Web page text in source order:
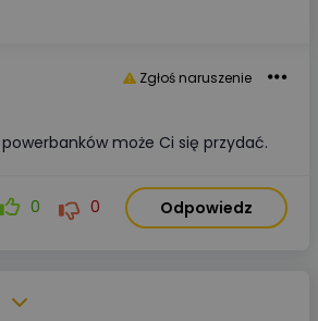
Zgłoś naruszenie
powerbanków może Ci się przydać.
0 0 Odpowiedz